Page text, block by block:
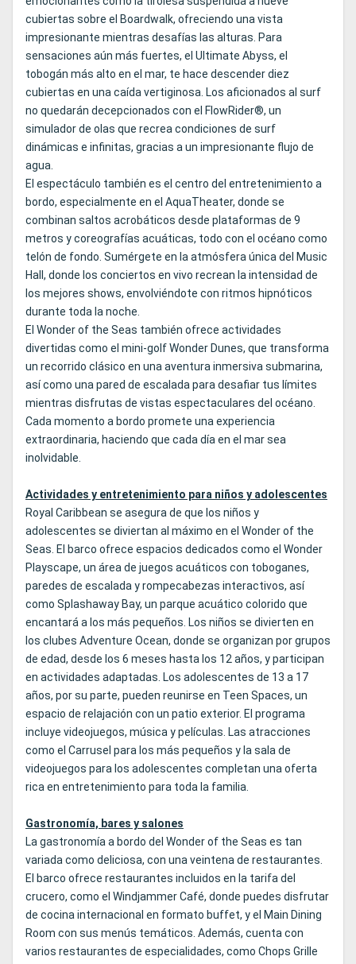
cubiertas sobre el Boardwalk, ofreciendo una vista
impresionante mientras desafías las alturas. Para
sensaciones aún más fuertes, el Ultimate Abyss, el
tobogán más alto en el mar, te hace descender diez
cubiertas en una caída vertiginosa. Los aficionados al surf
no quedarán decepcionados con el FlowRider®, un
simulador de olas que recrea condiciones de surf
dinámicas e infinitas, gracias a un impresionante flujo de
agua.
El espectáculo también es el centro del entretenimiento a
bordo, especialmente en el AquaTheater, donde se
combinan saltos acrobáticos desde plataformas de 9
metros y coreografías acuáticas, todo con el océano como
telón de fondo. Sumérgete en la atmósfera única del Music
Hall, donde los conciertos en vivo recrean la intensidad de
los mejores shows, envolviéndote con ritmos hipnóticos
durante toda la noche.
El Wonder of the Seas también ofrece actividades
divertidas como el mini-golf Wonder Dunes, que transforma
un recorrido clásico en una aventura inmersiva submarina,
así como una pared de escalada para desafiar tus límites
mientras disfrutas de vistas espectaculares del océano.
Cada momento a bordo promete una experiencia
extraordinaria, haciendo que cada día en el mar sea
inolvidable.
Actividades y entretenimiento para niños y adolescentes
Royal Caribbean se asegura de que los niños y
adolescentes se diviertan al máximo en el Wonder of the
Seas. El barco ofrece espacios dedicados como el Wonder
Playscape, un área de juegos acuáticos con toboganes,
paredes de escalada y rompecabezas interactivos, así
como Splashaway Bay, un parque acuático colorido que
encantará a los más pequeños. Los niños se divierten en
los clubes Adventure Ocean, donde se organizan por grupos
de edad, desde los 6 meses hasta los 12 años, y participan
en actividades adaptadas. Los adolescentes de 13 a 17
años, por su parte, pueden reunirse en Teen Spaces, un
espacio de relajación con un patio exterior. El programa
incluye videojuegos, música y películas. Las atracciones
como el Carrusel para los más pequeños y la sala de
videojuegos para los adolescentes completan una oferta
rica en entretenimiento para toda la familia.
Gastronomía, bares y salones
La gastronomía a bordo del Wonder of the Seas es tan
variada como deliciosa, con una veintena de restaurantes.
El barco ofrece restaurantes incluidos en la tarifa del
crucero, como el Windjammer Café, donde puedes disfrutar
de cocina internacional en formato buffet, y el Main Dining
Room con sus menús temáticos. Además, cuenta con
varios restaurantes de especialidades, como Chops Grille